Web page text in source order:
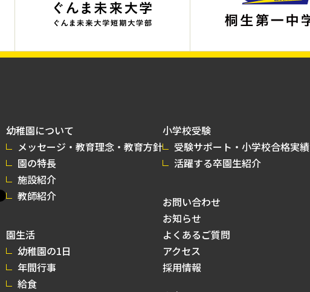
幼稚園について
メッセージ・教育理念・教育方針
園の特長
施設紹介
教師紹介
園生活
幼稚園の1日
年間行事
給食
小学校受験
受験サポート・小学校合格実績
活躍する卒園生紹介
お問い合わせ
お知らせ
よくあるご質問
アクセス
採用情報